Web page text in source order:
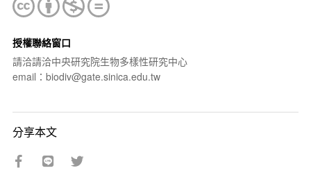
授權聯絡窗口
請洽請洽中央研究院生物多樣性研究中心
email：biodiv@gate.sinica.edu.tw
分享本文